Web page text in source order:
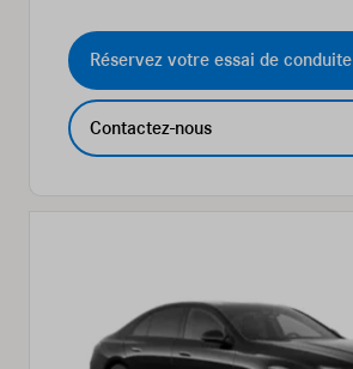
Réservez votre essai de conduite
Contactez-nous